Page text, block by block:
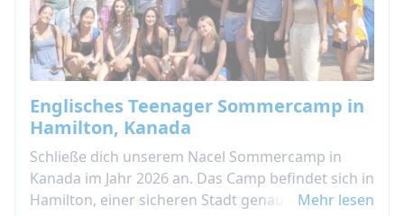
Englisches Teenager Sommercamp in
Hamilton, Kanada
Schließe dich unserem Nacel Sommercamp in
Kanada im Jahr 2026 an. Das Camp befindet sich in
Hamilton, einer sicheren Stadt genau zwischen
Mehr lesen